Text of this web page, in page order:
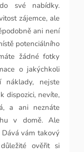
své nabídky.
zájemce, ale
ani není
potenciálního
žádné fotky
o jakýchkoli
náklady, nejste
dispozici, nevíte,
a ani neznáte
v domě. Ale
vám takový
ověřit si